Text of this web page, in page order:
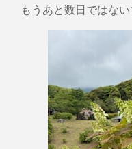
もうあと数日ではな